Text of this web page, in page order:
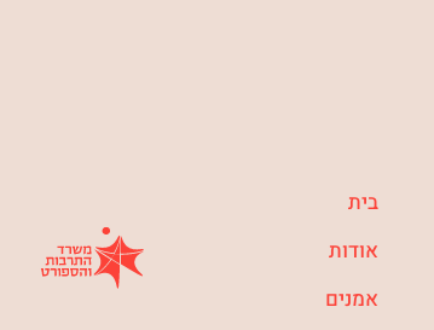
בית
אודות
אמנים